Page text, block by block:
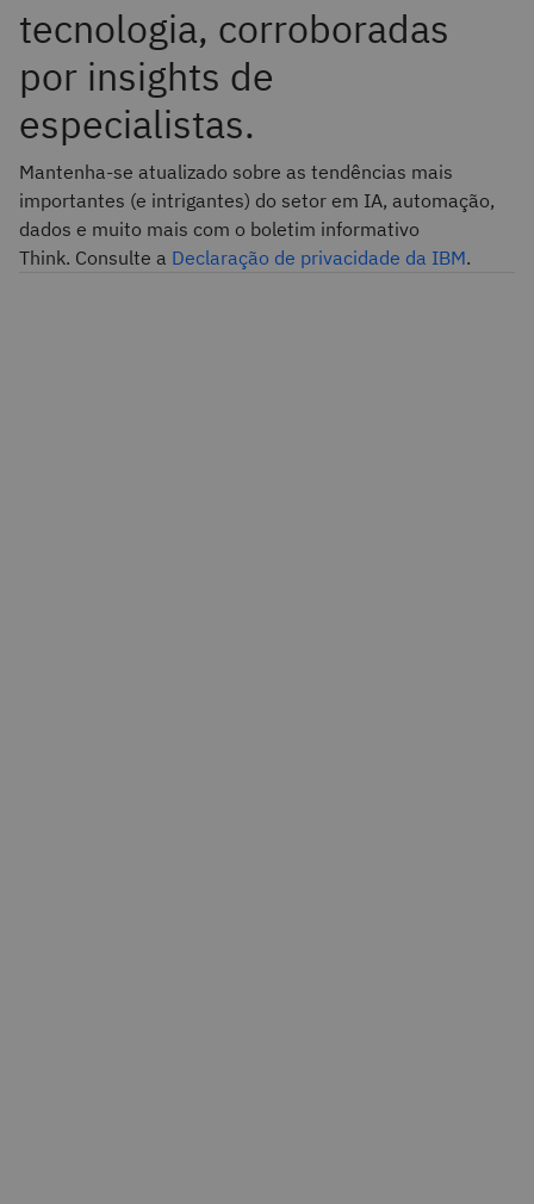
tecnologia, corroboradas
por insights de
especialistas.
Mantenha-se atualizado sobre as tendências mais
importantes (e intrigantes) do setor em IA, automação,
dados e muito mais com o boletim informativo
Think. Consulte a Declaração de privacidade da IBM.